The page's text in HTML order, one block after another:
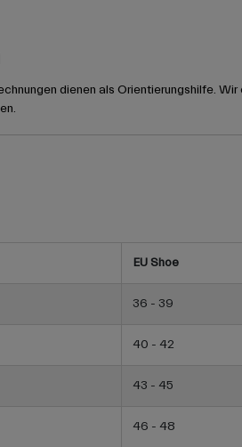
dienen als Orientierungshilfe.
EU Shoe
36 - 39
40 - 42
43 - 45
46 - 48